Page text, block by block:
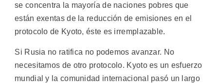
se concentra la mayoría de naciones pobres que
están exentas de la reducción de emisiones en el
protocolo de Kyoto, éste es irremplazable.
Si Rusia no ratifica no podemos avanzar. No
necesitamos de otro protocolo. Kyoto es un esfuerzo
mundial y la comunidad internacional pasó un largo